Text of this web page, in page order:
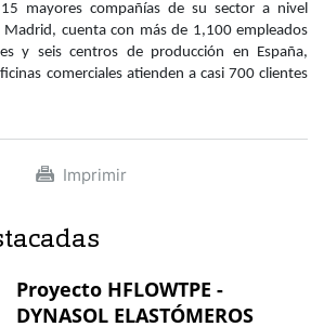
mayores compañías de su sector a nivel
Madrid, cuenta con más de 1,100 empleados
y seis centros de producción en España,
comerciales atienden a casi 700 clientes
Imprimir
Proyecto HFLOWTPE -
DYNASOL ELASTÓMEROS